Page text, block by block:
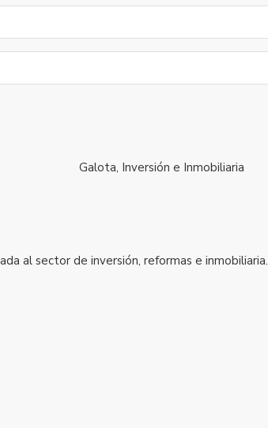
al sector de inversión, reformas e inmobiliaria.